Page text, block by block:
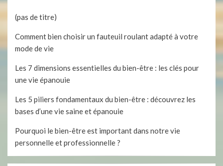
(pas de titre)
Comment bien choisir un fauteuil roulant adapté à votre
mode de vie
Les 7 dimensions essentielles du bien-être : les clés pour
une vie épanouie
Les 5 piliers fondamentaux du bien-être : découvrez les
bases d’une vie saine et épanouie
Pourquoi le bien-être est important dans notre vie
personnelle et professionnelle ?